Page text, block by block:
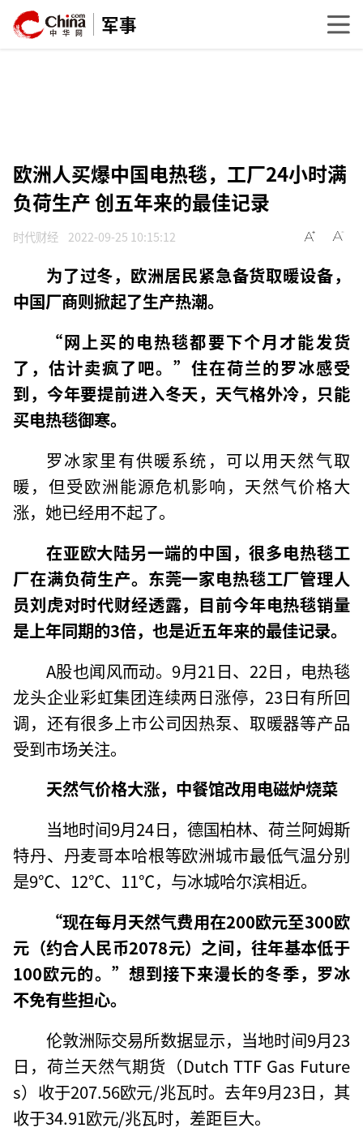
军事
欧洲人买爆中国电热毯，工厂24小时满
负荷生产 创五年来的最佳记录
时代财经 2022-09-25 10:15:12
为了过冬，欧洲居民紧急备货取暖设备，
中国厂商则掀起了生产热潮。
“网上买的电热毯都要下个月才能发货
了，估计卖疯了吧。”住在荷兰的罗冰感受
到，今年要提前进入冬天，天气格外冷，只能
买电热毯御寒。
罗冰家里有供暖系统，可以用天然气取
暖，但受欧洲能源危机影响，天然气价格大
涨，她已经用不起了。
在亚欧大陆另一端的中国，很多电热毯工
厂在满负荷生产。东莞一家电热毯工厂管理人
员刘虎对时代财经透露，目前今年电热毯销量
是上年同期的3倍，也是近五年来的最佳记录。
A股也闻风而动。9月21日、22日，电热毯
龙头企业彩虹集团连续两日涨停，23日有所回
调，还有很多上市公司因热泵、取暖器等产品
受到市场关注。
天然气价格大涨，中餐馆改用电磁炉烧菜
当地时间9月24日，德国柏林、荷兰阿姆斯
特丹、丹麦哥本哈根等欧洲城市最低气温分别
是9℃、12℃、11℃，与冰城哈尔滨相近。
“现在每月天然气费用在200欧元至300欧
元（约合人民币2078元）之间，往年基本低于
100欧元的。”想到接下来漫长的冬季，罗冰
不免有些担心。
伦敦洲际交易所数据显示，当地时间9月23
日，荷兰天然气期货（Dutch TTF Gas Future
s）收于207.56欧元/兆瓦时。去年9月23日，其
收于34.91欧元/兆瓦时，差距巨大。